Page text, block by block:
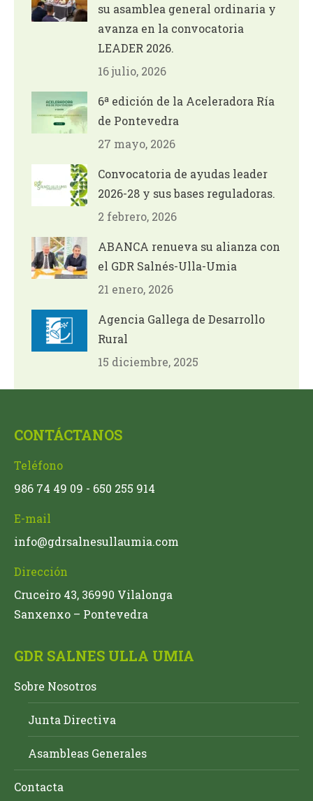
su asamblea general ordinaria y
avanza en la convocatoria
LEADER 2026.
16 julio, 2026
6ª edición de la Aceleradora Ría
de Pontevedra
27 mayo, 2026
Convocatoria de ayudas leader
2026-28 y sus bases reguladoras.
2 febrero, 2026
ABANCA renueva su alianza con
el GDR Salnés-Ulla-Umia
21 enero, 2026
Agencia Gallega de Desarrollo
Rural
15 diciembre, 2025
CONTÁCTANOS
Teléfono
986 74 49 09 - 650 255 914
E-mail
info@gdrsalnesullaumia.com
Dirección
Cruceiro 43, 36990 Vilalonga
Sanxenxo – Pontevedra
GDR SALNES ULLA UMIA
Sobre Nosotros
Junta Directiva
Asambleas Generales
Contacta